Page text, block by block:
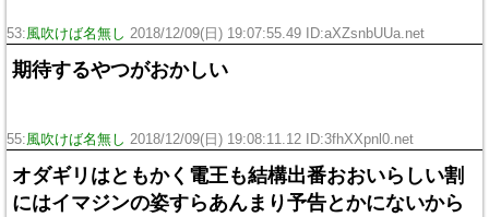
53:風吹けば名無し 2018/12/09(日) 19:07:55.49 ID:aXZsnbUUa.net
期待するやつがおかしい
55:風吹けば名無し 2018/12/09(日) 19:08:11.12 ID:3fhXXpnl0.net
オダギリはともかく電王も結構出番おおいらしい割
にはイマジンの姿すらあんまり予告とかにないから